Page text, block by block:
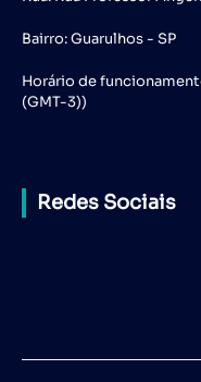
Bairro: Guarulhos - SP
Horário de
(GMT-3))
Redes Sociais